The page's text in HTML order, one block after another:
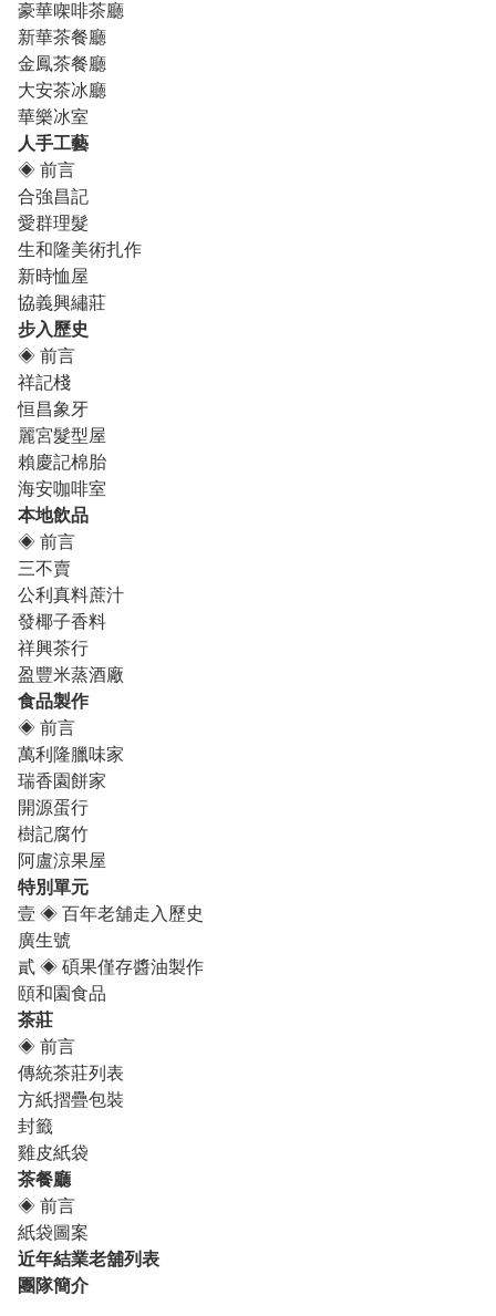
豪華㗎啡茶廳
新華茶餐廳
金鳳茶餐廳
大安茶冰廳
華樂冰室
人手工藝
◈ 前言
合強昌記
愛群理髮
生和隆美術扎作
新時恤屋
協義興繡莊
步入歷史
◈ 前言
祥記棧
恒昌象牙
麗宮髮型屋
賴慶記棉胎
海安咖啡室
本地飲品
◈ 前言
三不賣
公利真料蔗汁
發椰子香料
祥興茶行
盈豐米蒸酒廠
食品製作
◈ 前言
萬利隆臘味家
瑞香園餅家
開源蛋行
樹記腐竹
阿盧涼果屋
特別單元
壹 ◈ 百年老舖走入歷史
廣生號
貳 ◈ 碩果僅存醬油製作
頤和園食品
茶莊
◈ 前言
傳統茶莊列表
方紙摺疊包裝
封籤
雞皮紙袋
茶餐廳
◈ 前言
紙袋圖案
近年結業老舖列表
團隊簡介